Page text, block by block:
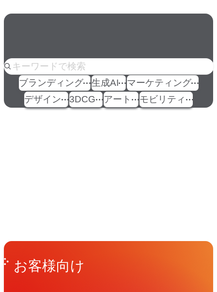
人気のkeyword
ブランディング 生成AI
マーケティング
デザイン
3DCG アート モビリティ
Get in Touchお問い合わせ
お客様向け